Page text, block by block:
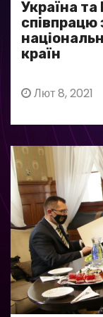
Україна
країн
Лют 8, 2021